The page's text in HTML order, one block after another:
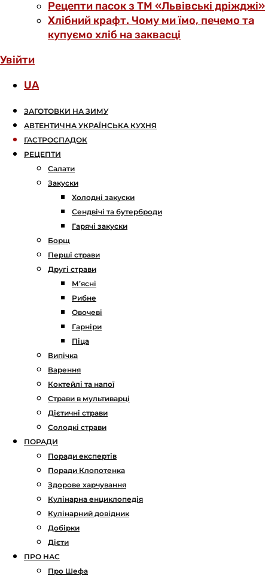
Рецепти пасок з ТМ «Львівські дріжджі»
Хлібний крафт. Чому ми їмо, печемо та
купуємо хліб на заквасці
Увійти
UA
ЗАГОТОВКИ НА ЗИМУ
АВТЕНТИЧНА УКРАЇНСЬКА КУХНЯ
ГАСТРОСПАДОК
РЕЦЕПТИ
Салати
Закуски
Холодні закуски
Сендвічі та бутерброди
Гарячі закуски
Борщ
Перші страви
Другі страви
М’ясні
Рибне
Овочеві
Гарніри
Піца
Випічка
Варення
Коктейлі та напої
Страви в мультиварці
Дієтичні страви
Солодкі страви
ПОРАДИ
Поради експертів
Поради Клопотенка
Здорове харчування
Кулінарна енциклопедія
Кулінарний довідник
Добірки
Дієти
ПРО НАС
Про Шефа